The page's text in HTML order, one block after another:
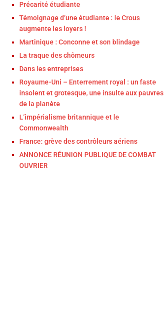
Précarité étudiante
Témoignage d’une étudiante : le Crous
augmente les loyers !
Martinique : Conconne et son blindage
La traque des chômeurs
Dans les entreprises
Royaume-Uni – Enterrement royal : un faste
insolent et grotesque, une insulte aux pauvres
de la planète
L’impérialisme britannique et le
Commonwealth
France: grève des contrôleurs aériens
ANNONCE RÉUNION PUBLIQUE DE COMBAT
OUVRIER